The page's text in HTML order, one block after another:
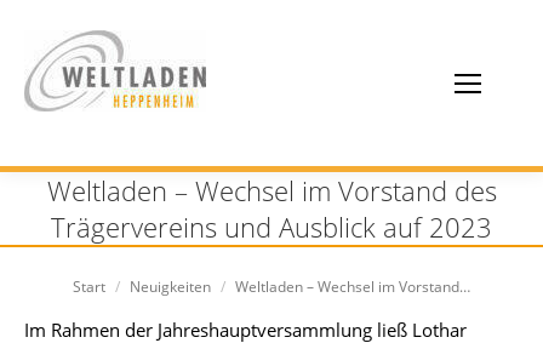
Weltladen – Wechsel im Vorstand des
Trägervereins und Ausblick auf 2023
Sie befinden sich hier:
Start Neuigkeiten Weltladen – Wechsel im Vorstand…
Im Rahmen der Jahreshauptversammlung ließ Lothar